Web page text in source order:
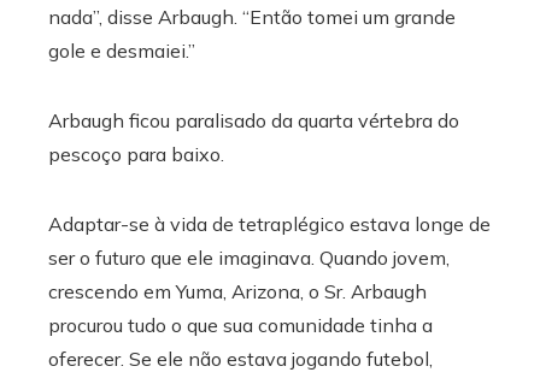
nada”, disse Arbaugh. “Então tomei um grande
gole e desmaiei.”
Arbaugh ficou paralisado da quarta vértebra do
pescoço para baixo.
Adaptar-se à vida de tetraplégico estava longe de
ser o futuro que ele imaginava. Quando jovem,
crescendo em Yuma, Arizona, o Sr. Arbaugh
procurou tudo o que sua comunidade tinha a
oferecer. Se ele não estava jogando futebol,